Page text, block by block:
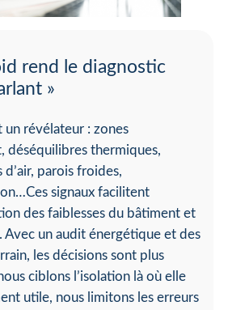
rend le diagnostic
»
un révélateur : zones
déséquilibres thermiques,
parois froides,
signaux facilitent
des faiblesses du bâtiment et
Avec un audit énergétique et des
les décisions sont plus
ciblons l’isolation là où elle
utile, nous limitons les erreurs